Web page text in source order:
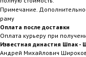
Примечание.
раму
Оплата после доставки
Оплата курьеру при
Известная династия Шпак -
Андрей Михайлович